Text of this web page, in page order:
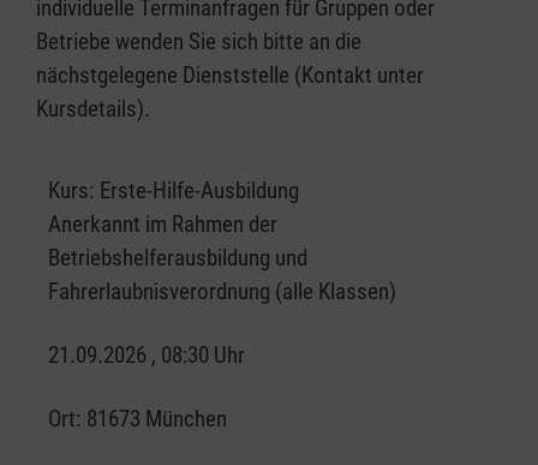
individuelle Terminanfragen für Gruppen oder
Betriebe wenden Sie sich bitte an die
nächstgelegene Dienststelle (Kontakt unter
Kursdetails).
Kurs: Erste-Hilfe-Ausbildung
Anerkannt im Rahmen der
Betriebshelferausbildung und
Fahrerlaubnisverordnung (alle Klassen)
21.09.2026 , 08:30 Uhr
Ort: 81673 München